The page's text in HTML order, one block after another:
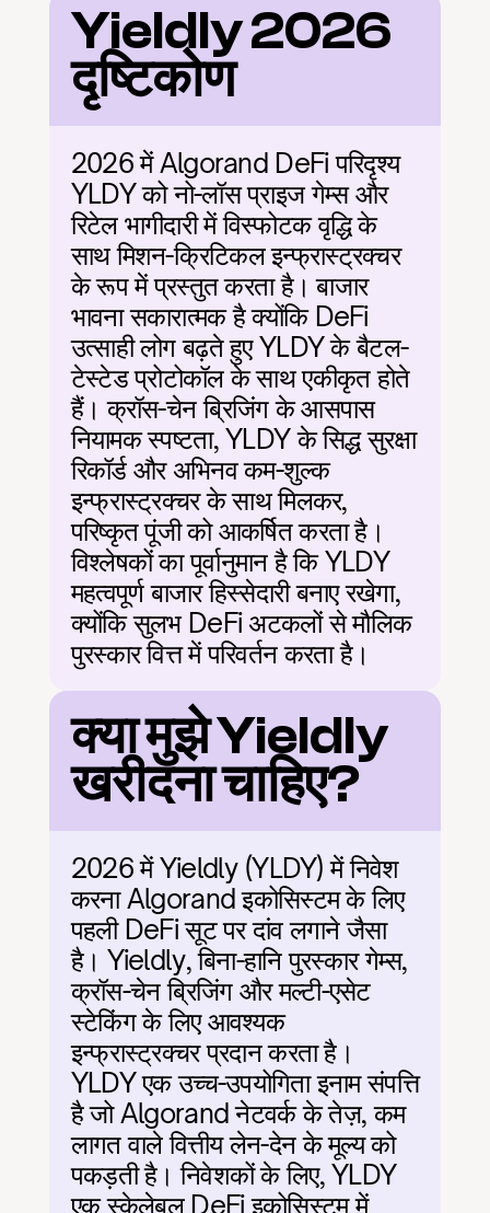
Yieldly 2026
दृष्टिकोण
2026 में Algorand DeFi परिदृश्य
YLDY को नो-लॉस प्राइज गेम्स और
रिटेल भागीदारी में विस्फोटक वृद्धि के
साथ मिशन-क्रिटिकल इन्फ्रास्ट्रक्चर
के रूप में प्रस्तुत करता है। बाजार
भावना सकारात्मक है क्योंकि DeFi
उत्साही लोग बढ़ते हुए YLDY के बैटल-
टेस्टेड प्रोटोकॉल के साथ एकीकृत होते
हैं। क्रॉस-चेन ब्रिजिंग के आसपास
नियामक स्पष्टता, YLDY के सिद्ध सुरक्षा
रिकॉर्ड और अभिनव कम-शुल्क
इन्फ्रास्ट्रक्चर के साथ मिलकर,
परिष्कृत पूंजी को आकर्षित करता है।
विश्लेषकों का पूर्वानुमान है कि YLDY
महत्वपूर्ण बाजार हिस्सेदारी बनाए रखेगा,
क्योंकि सुलभ DeFi अटकलों से मौलिक
पुरस्कार वित्त में परिवर्तन करता है।
क्या मुझे Yieldly
खरीदना चाहिए?
2026 में Yieldly (YLDY) में निवेश
करना Algorand इकोसिस्टम के लिए
पहली DeFi सूट पर दांव लगाने जैसा
है। Yieldly, बिना-हानि पुरस्कार गेम्स,
क्रॉस-चेन ब्रिजिंग और मल्टी-एसेट
स्टेकिंग के लिए आवश्यक
इन्फ्रास्ट्रक्चर प्रदान करता है।
YLDY एक उच्च-उपयोगिता इनाम संपत्ति
है जो Algorand नेटवर्क के तेज़, कम
लागत वाले वित्तीय लेन-देन के मूल्य को
पकड़ती है। निवेशकों के लिए, YLDY
एक स्केलेबल DeFi इकोसिस्टम में